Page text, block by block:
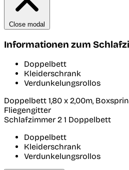
Close modal
Informationen zum
Doppelbett
Kleiderschrank
Verdunkelungsrollos
Doppelbett 1,80 x 2,00m,
Fliegengitter
Schlafzimmer 2 1 Doppelbett
Doppelbett
Kleiderschrank
Verdunkelungsrollos